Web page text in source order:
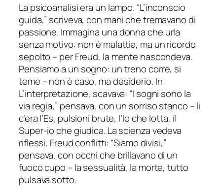
La psicoanalisi era un lampo. “L’inconscio
guida,” scriveva, con mani che tremavano di
passione. Immagina una donna che urla
senza motivo: non è malattia, ma un ricordo
sepolto – per Freud, la mente nascondeva.
Pensiamo a un sogno: un treno corre, si
teme – non è caso, ma desiderio. In
L’interpretazione, scavava: “I sogni sono la
via regia,” pensava, con un sorriso stanco – lì
c’era l’Es, pulsioni brute, l’Io che lotta, il
Super-io che giudica. La scienza vedeva
riflessi, Freud conflitti: “Siamo divisi,”
pensava, con occhi che brillavano di un
fuoco cupo – la sessualità, la morte, tutto
pulsava sotto.